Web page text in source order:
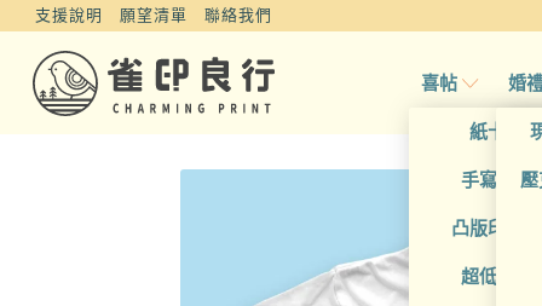
支援說明 願望清單 聯絡我們
喜帖
紙卡喜帖
手寫風喜
凸版印刷
超低價喜
婚